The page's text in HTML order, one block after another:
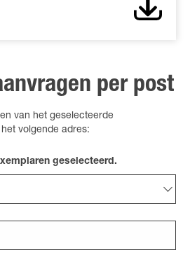
per post
van het geselecteerde
volgende adres:
geselecteerd.